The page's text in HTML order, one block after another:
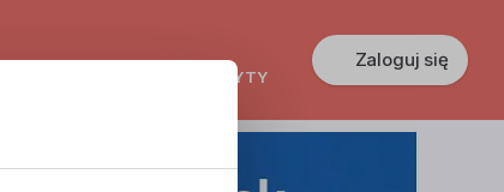
KREDYTY
Zaloguj się